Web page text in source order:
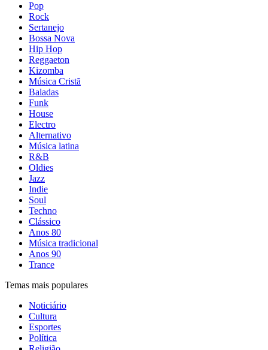
Pop
Rock
Sertanejo
Bossa Nova
Hip Hop
Reggaeton
Kizomba
Música Cristã
Baladas
Funk
House
Electro
Alternativo
Música latina
R&B
Oldies
Jazz
Indie
Soul
Techno
Clássico
Anos 80
Música tradicional
Anos 90
Trance
Temas mais populares
Noticiário
Cultura
Esportes
Política